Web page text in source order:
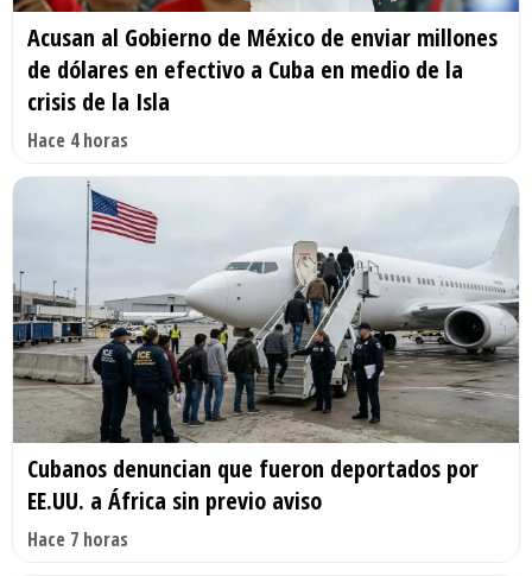
Acusan al Gobierno de México de enviar millones
de dólares en efectivo a Cuba en medio de la
crisis de la Isla
Hace 4 horas
Cubanos denuncian que fueron deportados por
EE.UU. a África sin previo aviso
Hace 7 horas